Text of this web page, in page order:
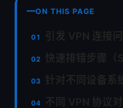
ON THIS PAGE